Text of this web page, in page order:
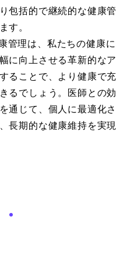
包括的で継続的な健康管
す。
管理は、私たちの健康に
に向上させる革新的なア
ることで、より健康で充
るでしょう。医師との効
通じて、個人に最適化さ
長期的な健康維持を実現